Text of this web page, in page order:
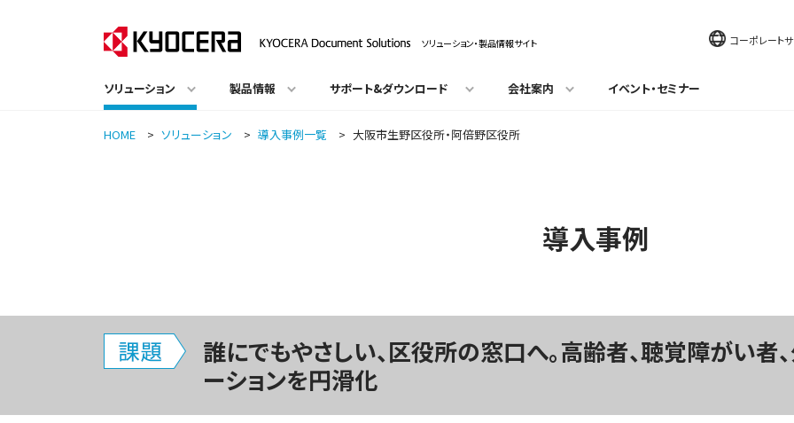
ソリューション・製品情報サイト コーポレートサ
ソリューション 製品情報 サポート&ダウンロード 会社案内 イベント・セミナー
HOME > ソリューション > 導入事例一覧 > 大阪市生野区役所・阿倍野区役所
導入事例
誰にでもやさしい、区役所の窓口へ。高齢者、聴覚障がい者
ーションを円滑化